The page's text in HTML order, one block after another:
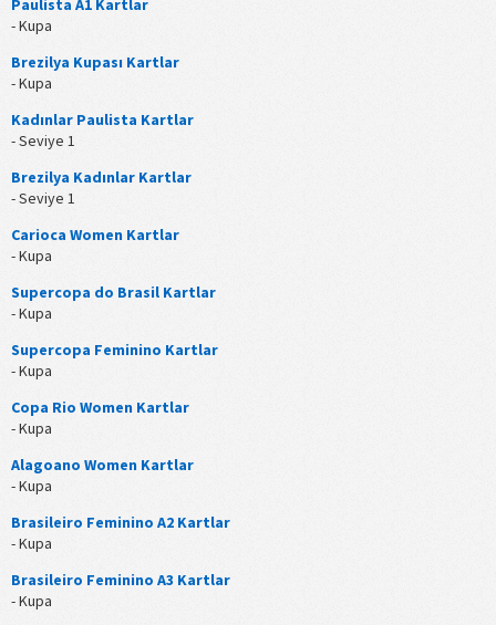
Paulista A1 Kartlar
- Kupa
Brezilya Kupası Kartlar
- Kupa
Kadınlar Paulista Kartlar
- Seviye 1
Brezilya Kadınlar Kartlar
- Seviye 1
Carioca Women Kartlar
- Kupa
Supercopa do Brasil Kartlar
- Kupa
Supercopa Feminino Kartlar
- Kupa
Copa Rio Women Kartlar
- Kupa
Alagoano Women Kartlar
- Kupa
Brasileiro Feminino A2 Kartlar
- Kupa
Brasileiro Feminino A3 Kartlar
- Kupa